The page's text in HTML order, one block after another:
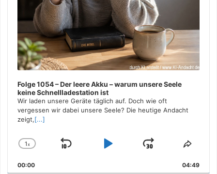
Folge 1054 – Der leere Akku – warum unsere Seele
keine Schnellladestation ist
Wir laden unsere Geräte täglich auf. Doch wie oft
vergessen wir dabei unsere Seele? Die heutige Andacht
zeigt,[...]
Change
Rate
1x
Skip
Play
Jump
Forward
Share
00:00 04:49